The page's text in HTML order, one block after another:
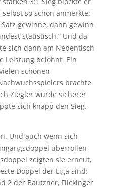
so schön anmerkte:
gewinne, dann gewinn
statistisch.“ Und da
sich dann am Nebentisch
Leistung belohnt. Ein
schönen
brachte
Ziegler wurde sicherer
sich knapp den Sieg.
Und auch wenn sich
überrollen
zeigten sie erneut,
Doppel der Liga sind:
2 der Bautzner, Flickinger